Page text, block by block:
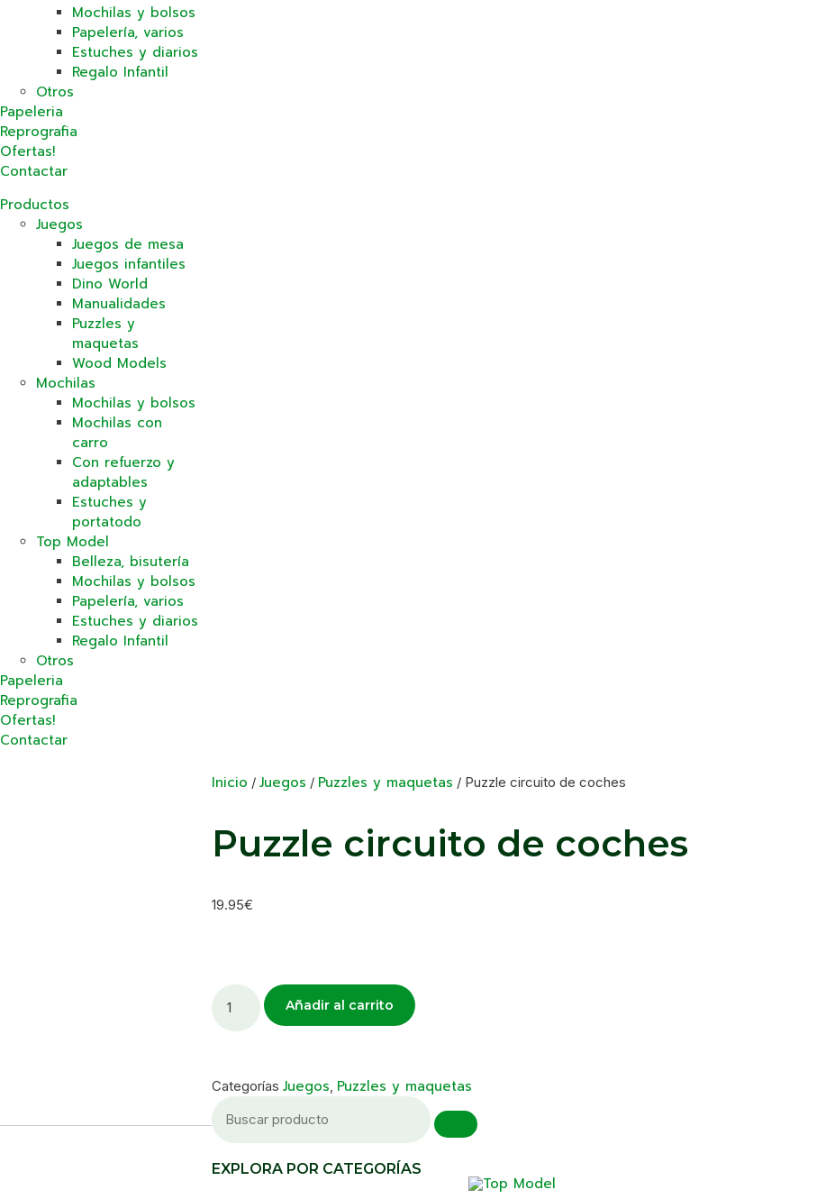
Mochilas y bolsos
Papelería, varios
Estuches y diarios
Regalo Infantil
Otros
Papeleria
Reprografia
Ofertas!
Contactar
Productos
Juegos
Juegos de mesa
Juegos infantiles
Dino World
Manualidades
Puzzles y
maquetas
Wood Models
Mochilas
Mochilas y bolsos
Mochilas con
carro
Con refuerzo y
adaptables
Estuches y
portatodo
Top Model
Belleza, bisutería
Mochilas y bolsos
Papelería, varios
Estuches y diarios
Regalo Infantil
Otros
Papeleria
Reprografia
Ofertas!
Contactar
Inicio / Juegos / Puzzles y maquetas / Puzzle circuito de coches
Puzzle circuito de coches
19.95€
Añadir al carrito
Categorías Juegos, Puzzles y maquetas
EXPLORA POR CATEGORÍAS